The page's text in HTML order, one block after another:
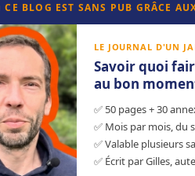
CE BLOG EST SANS PUB GRÂCE
LE JOURNAL D'UN
Savoir quoi
au bon
✅ 50 pages + 30
✅ Mois par mois, du
✅ Valable plusieurs
✅ Écrit par Gilles,